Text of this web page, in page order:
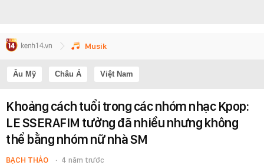
Musik
Âu Mỹ Châu Á Việt Nam
Khoảng cách tuổi trong các nhóm nhạc Kpop:
LE SSERAFIM tưởng đã nhiều nhưng không
thể bằng nhóm nữ nhà SM
BẠCH THẢO 4 năm trước